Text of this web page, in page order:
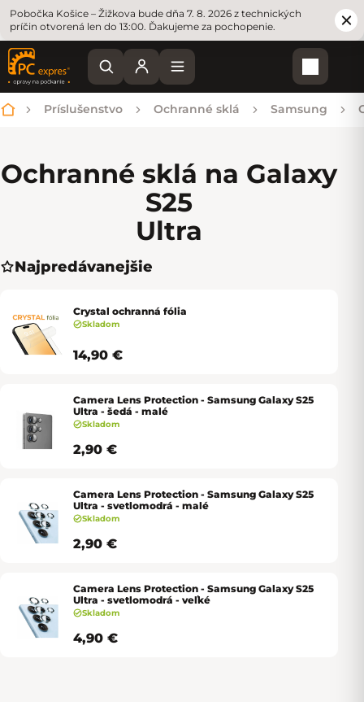
Pobočka Košice – Žižkova bude dňa 7. 8. 2026 z technických
príčin otvorená len do 13:00. Ďakujeme za pochopenie.
Domov
Príslušenstvo Ochranné sklá Samsung
Ochranné sklá na Galaxy
S25
Ultra
Najpredávanejšie
Crystal ochranná fólia
Skladom
14,90 €
Camera Lens Protection - Samsung Galaxy S25
Ultra - šedá - malé
Skladom
2,90 €
Camera Lens Protection - Samsung Galaxy S25
Ultra - svetlomodrá - malé
Skladom
2,90 €
Camera Lens Protection - Samsung Galaxy S25
Ultra - svetlomodrá - veľké
Skladom
4,90 €